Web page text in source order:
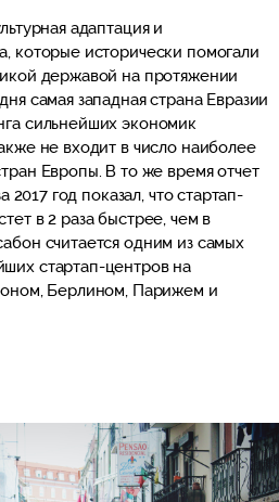
адаптация и
которые исторически помогали
державой на протяжении
самая западная страна Евразии
сильнейших экономик
не входит в число наиболее
Европы. В то же время отчет
год показал, что стартап-
в 2 раза быстрее, чем в
считается одним из самых
стартап-центров на
Берлином, Парижем и